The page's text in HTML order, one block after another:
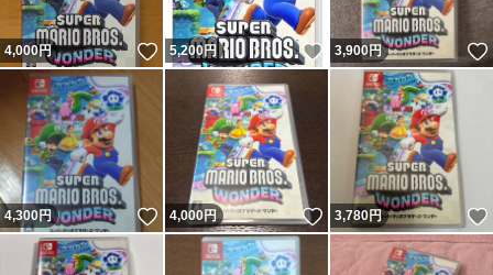
4,000円 いいね！
5,200 円 いいね！
3,900円
4,300円 いいね！
4,000円 いいね！
3,780円